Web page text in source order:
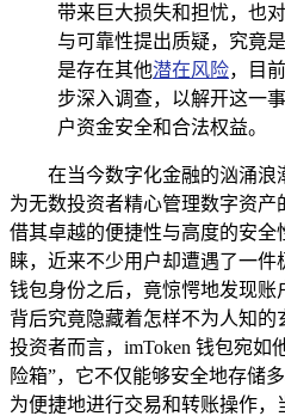
带来巨大损失和担忧，也
与可靠性提出质疑，究竟
是存在其他潜在风险，目
步深入调查，以解开这一
户资金安全和合法权益。
在当今数字化金融的汹涌浪
为无数投资者精心管理数字资产
借其卓越的便捷性与高度的安
睐，近来不少用户却遭遇了一
钱包身份之后，竟惊愕地发现
背后究竟隐藏着怎样不为人知的
投资者而言，imToken 钱包宛如
险箱”，它不仅能够安全地存储
为便捷地进行交易和转账操作